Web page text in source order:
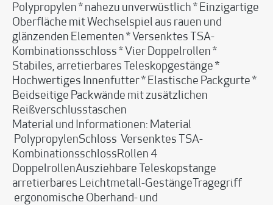
Polypropylen * nahezu unverwüstlich * Einzigartige
Oberfläche mit Wechselspiel aus rauen und
glänzenden Elementen * Versenktes TSA-
Kombinationsschloss * Vier Doppelrollen *
Stabiles, arretierbares Teleskopgestänge *
Hochwertiges Innenfutter * Elastische Packgurte *
Beidseitige Packwände mit zusätzlichen
Reißverschlusstaschen
Material und Informationen: Material
PolypropylenSchloss Versenktes TSA-
KombinationsschlossRollen 4
DoppelrollenAusziehbare Teleskopstange
arretierbares Leichtmetall-GestängeTragegriff
ergonomische Oberhand- und